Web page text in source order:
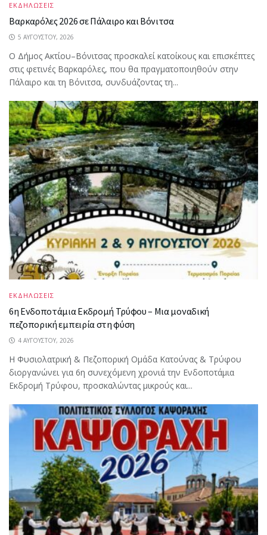
ΕΚΔΗΛΩΣΕΙΣ
Βαρκαρόλες 2026 σε Πάλαιρο και Βόνιτσα
5 ΑΥΓΟΎΣΤΟΥ, 2026
Ο Δήμος Ακτίου–Βόνιτσας προσκαλεί κατοίκους και επισκέπτες
στις φετινές Βαρκαρόλες, που θα πραγματοποιηθούν στην
Πάλαιρο και τη Βόνιτσα, συνδυάζοντας τη...
ΕΚΔΗΛΩΣΕΙΣ
6η Ενδοποτάμια Εκδρομή Τρύφου – Μια μοναδική
πεζοπορική εμπειρία στη φύση
4 ΑΥΓΟΎΣΤΟΥ, 2026
Η Φυσιολατρική & Πεζοπορική Ομάδα Κατούνας & Τρύφου
διοργανώνει για 6η συνεχόμενη χρονιά την Ενδοποτάμια
Εκδρομή Τρύφου, προσκαλώντας μικρούς και...